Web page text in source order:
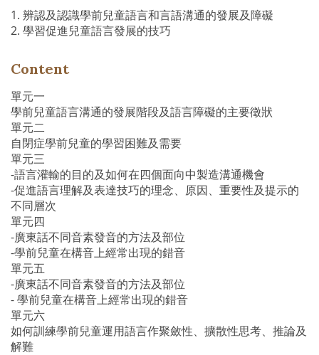
1. 辨認及認識學前兒童語言和言語溝通的發展及障礙
2. 學習促進兒童語言發展的技巧
Content
單元一
學前兒童語言溝通的發展階段及語言障礙的主要徵狀
單元二
自閉症學前兒童的學習困難及需要
單元三
-語言灌輸的目的及如何在四個面向中製造溝通機會
-促進語言理解及表達技巧的理念、原因、重要性及提示的
不同層次
單元四
-廣東話不同音素發音的方法及部位
-學前兒童在構音上經常出現的錯音
單元五
-廣東話不同音素發音的方法及部位
- 學前兒童在構音上經常出現的錯音
單元六
如何訓練學前兒童運用語言作聚斂性、擴散性思考、推論及
解難